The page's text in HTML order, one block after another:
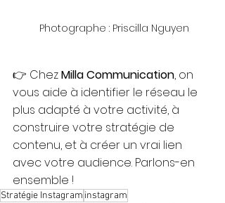
Photographe : Priscilla Nguyen
👉 Chez Milla Communication, on
vous aide à identifier le réseau le
plus adapté à votre activité, à
construire votre stratégie de
contenu, et à créer un vrai lien
avec votre audience. Parlons-en
ensemble !
Stratégie Instagram instagram